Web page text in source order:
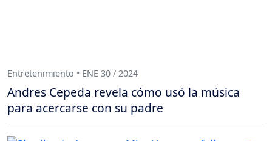
Entretenimiento • ENE 30 / 2024
Andres Cepeda revela cómo usó la música
para acercarse con su padre